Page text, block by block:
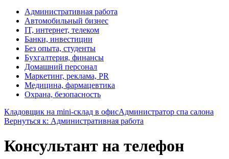
Административная работа
Автомобильный бизнес
IT, интернет, телеком
Банки, инвестиции
Без опыта, студенты
Бухгалтерия, финансы
Домашний персонал
Маркетинг, реклама, PR
Медицина, фармацевтика
Охрана, безопасность
Кладовщик на mini-склад в офисАдминистратор спа салона
Вернуться к: Административная работа
Консультант на телефон